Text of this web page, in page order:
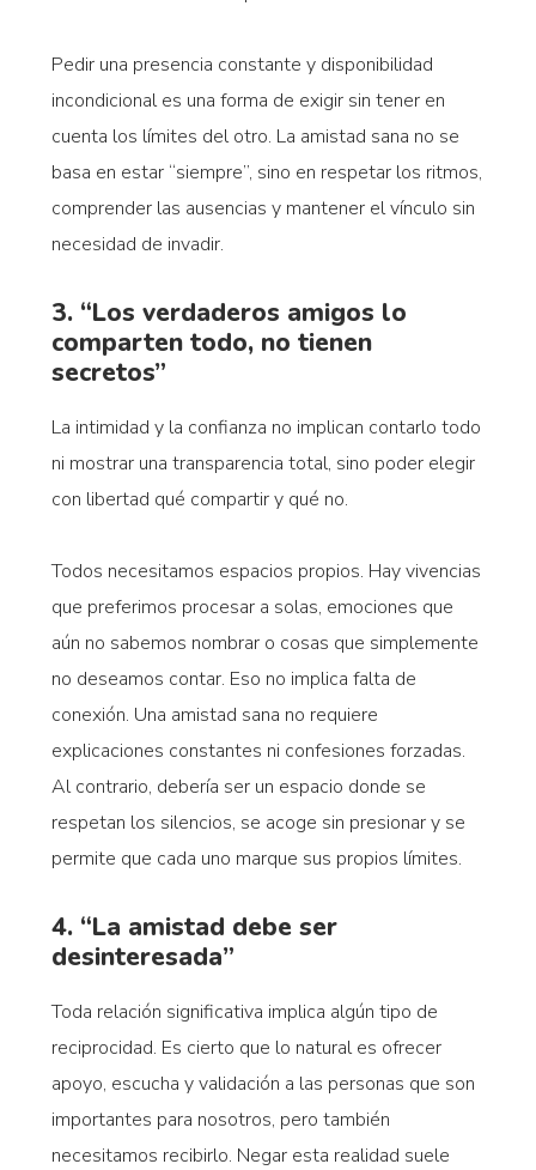
Pedir una presencia constante y disponibilidad
incondicional es una forma de exigir sin tener en
cuenta los límites del otro. La amistad sana no se
basa en estar “siempre”, sino en respetar los ritmos,
comprender las ausencias y mantener el vínculo sin
necesidad de invadir.
3. “Los verdaderos amigos lo
comparten todo, no tienen
secretos”
La intimidad y la confianza no implican contarlo todo
ni mostrar una transparencia total, sino poder elegir
con libertad qué compartir y qué no.
Todos necesitamos espacios propios. Hay vivencias
que preferimos procesar a solas, emociones que
aún no sabemos nombrar o cosas que simplemente
no deseamos contar. Eso no implica falta de
conexión. Una amistad sana no requiere
explicaciones constantes ni confesiones forzadas.
Al contrario, debería ser un espacio donde se
respetan los silencios, se acoge sin presionar y se
permite que cada uno marque sus propios límites.
4. “La amistad debe ser
desinteresada”
Toda relación significativa implica algún tipo de
reciprocidad. Es cierto que lo natural es ofrecer
apoyo, escucha y validación a las personas que son
importantes para nosotros, pero también
necesitamos recibirlo. Negar esta realidad suele